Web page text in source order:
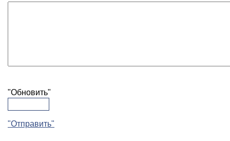
"Обновить"
"Отправить"